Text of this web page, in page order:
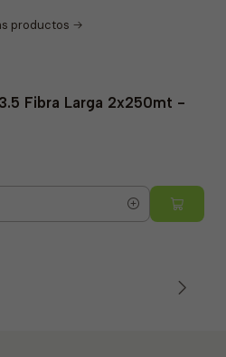
productos
Fibra Larga 2x250mt -